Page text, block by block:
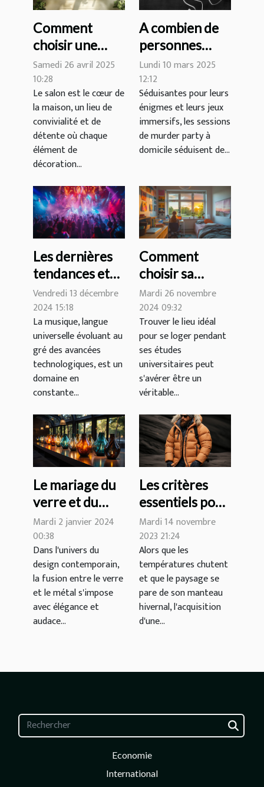
Comment
choisir une
table basse en
verre qui
transforme
votre salon
Samedi 26 avril 2025
10:28
Le salon est le cœur de
la maison, un lieu de
convivialité et de
détente où chaque
élément de
décoration...
A combien de
personnes
peut se jouer
une murder
party à
domicile ?
Lundi 10 mars 2025
12:12
Séduisantes pour leurs
énigmes et leurs jeux
immersifs, les sessions
de murder party à
domicile séduisent de...
Les dernières
tendances et
innovations
dans le
domaine de la
musique
Vendredi 13 décembre
2024 15:18
La musique, langue
universelle évoluant au
gré des avancées
technologiques, est un
domaine en
constante...
Comment
choisir sa
résidence
étudiante pour
une expérience
optimale ?
Mardi 26 novembre
2024 09:32
Trouver le lieu idéal
pour se loger pendant
ses études
universitaires peut
s'avérer être un
véritable...
Le mariage du
verre et du
métal dans le
design
contemporain
Mardi 2 janvier 2024
00:38
Dans l'univers du
design contemporain,
la fusion entre le verre
et le métal s'impose
avec élégance et
audace...
Les critères
essentiels pour
choisir une
veste d'hiver
alliant confort
et résistance
au froid
Mardi 14 novembre
2023 21:24
Alors que les
températures chutent
et que le paysage se
pare de son manteau
hivernal, l'acquisition
d'une...
Economie
International